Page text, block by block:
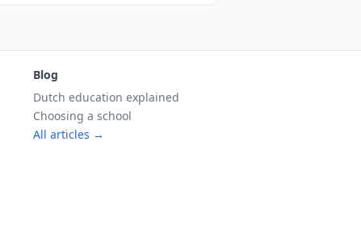
Blog
Dutch education explained
Choosing a school
All articles →